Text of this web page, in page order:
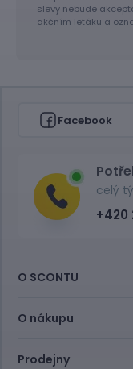
slevy nebude
akčním letáku a
Facebook
celý
+420
O SCONTU
O nákupu
Prodejny